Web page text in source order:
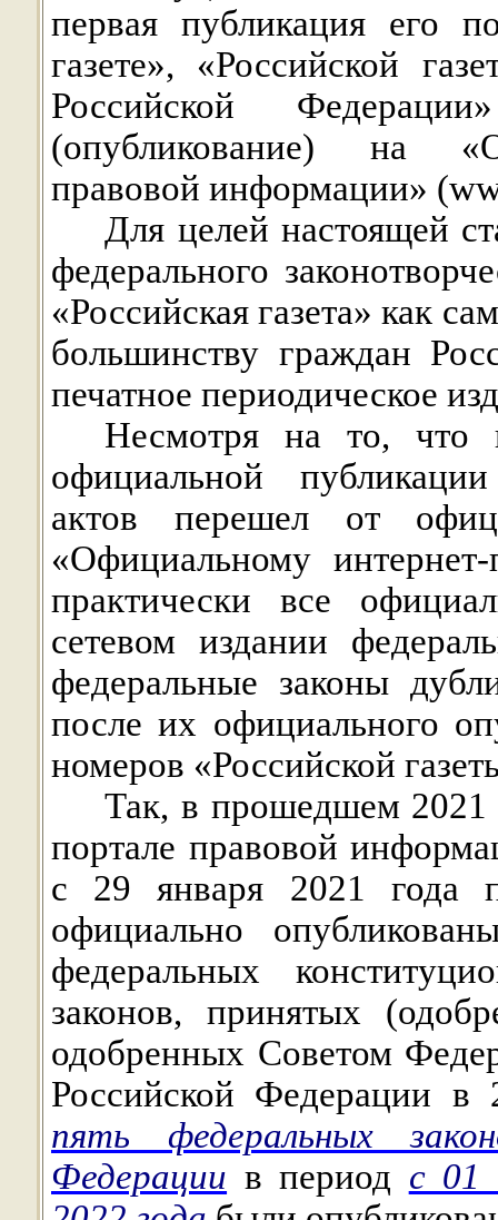
первая публикация его
газете», «Российской
Российской
(опубликование) на
правовой информации»
Для целей настоящей
федерального
«Российская газета» как
большинству граждан
печатное периодическое
Несмотря на то, что
официальной
актов перешел от
«Официальному
практически все
сетевом издании
федеральные законы
после их официального
номеров «Российской
Так, в прошедшем 2021
портале правовой
с 29 января 2021 года
официально
федеральных
законов, принятых
одобренных Советом
Российской Федерации
пять федеральных
Федерации в период с 01